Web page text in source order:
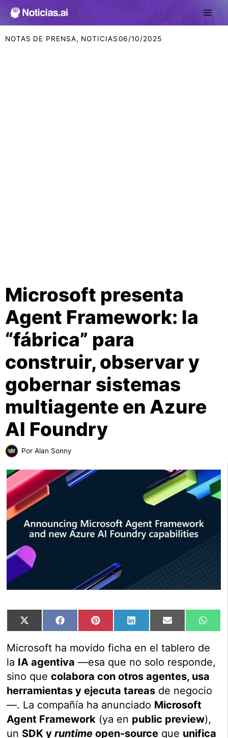
NOTAS DE PRENSA, NOTICIAS06/10/2025
Microsoft presenta
Agent Framework: la
“fábrica” para
construir, observar y
gobernar sistemas
multiagente en Azure
AI Foundry
Por Alan Sonny
Compartir
en
X
Compartir
en
FacebookCompartir
en
PinterestCompartir
en
LinkedInCompartir
en
Email
en
Microsoft ha movido ficha en el tablero de
la IA agentiva —esa que no solo responde,
sino quecolabora con otros agentes, usa
herramientas y ejecuta tareas de negocio
—. La compañía ha anunciado Microsoft
Agent Framework (ya en public preview),
un SDK yruntime open-source que unifica